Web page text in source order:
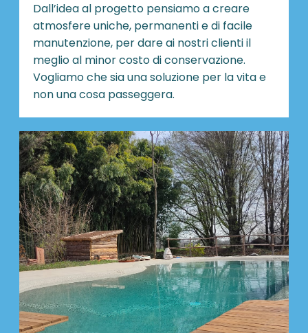
Dall’idea al progetto pensiamo a creare
atmosfere uniche, permanenti e di facile
manutenzione, per dare ai nostri clienti il
meglio al minor costo di conservazione.
Vogliamo che sia una soluzione per la vita e
non una cosa passeggera.